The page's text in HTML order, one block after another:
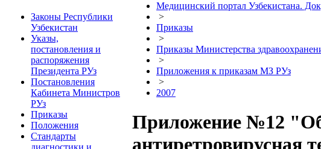
Законы Республики
Узбекистан
Указы,
постановления и
распоряжения
Президента РУз
Постановления
Кабинета Министров
РУз
Приказы
Положения
Стандарты
диагностики и
Медицинский портал Узбекистана.
>
Приказы
>
Приказы Министерства
>
Приложения к приказам МЗ РУз
>
2007
Приложение №12
антиретровирусная